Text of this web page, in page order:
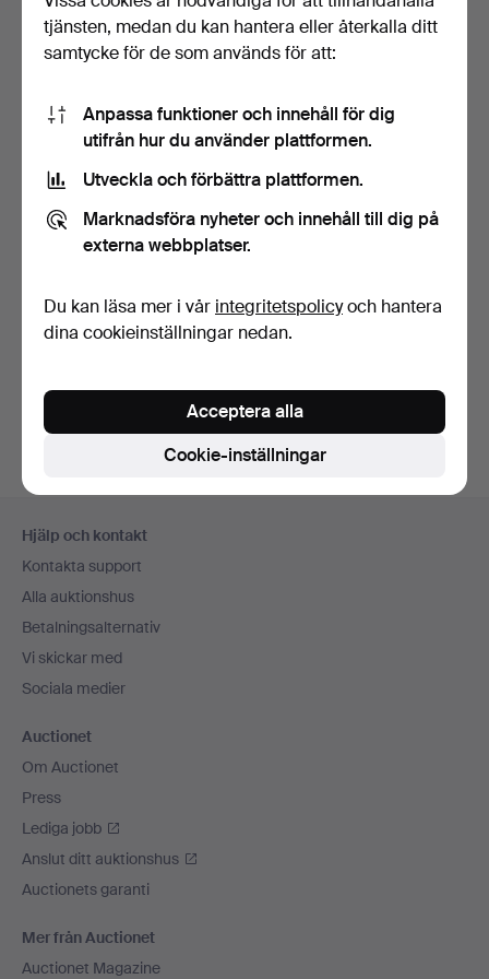
rokokostil.
Du kan också söka ivårt arkiv med avslutade auktioner
Hjälp och kontakt
Kontakta support
Alla auktionshus
Betalningsalternativ
Vi skickar med
Sociala medier
Auctionet
Om Auctionet
Press
Lediga jobb
Anslut ditt auktionshus
Auctionets garanti
Mer från Auctionet
Auctionet Magazine
tjänsten, medan du kan hantera eller återkalla ditt
samtycke för de som används för att:
Anpassa funktioner och innehåll för dig
utifrån hur du använder plattformen.
Utveckla och förbättra plattformen.
Marknadsföra nyheter och innehåll till dig på
externa webbplatser.
Du kan läsa mer i vår integritetspolicyoch hantera
dina cookieinställningar nedan.
Cookie-inställningar
Acceptera alla